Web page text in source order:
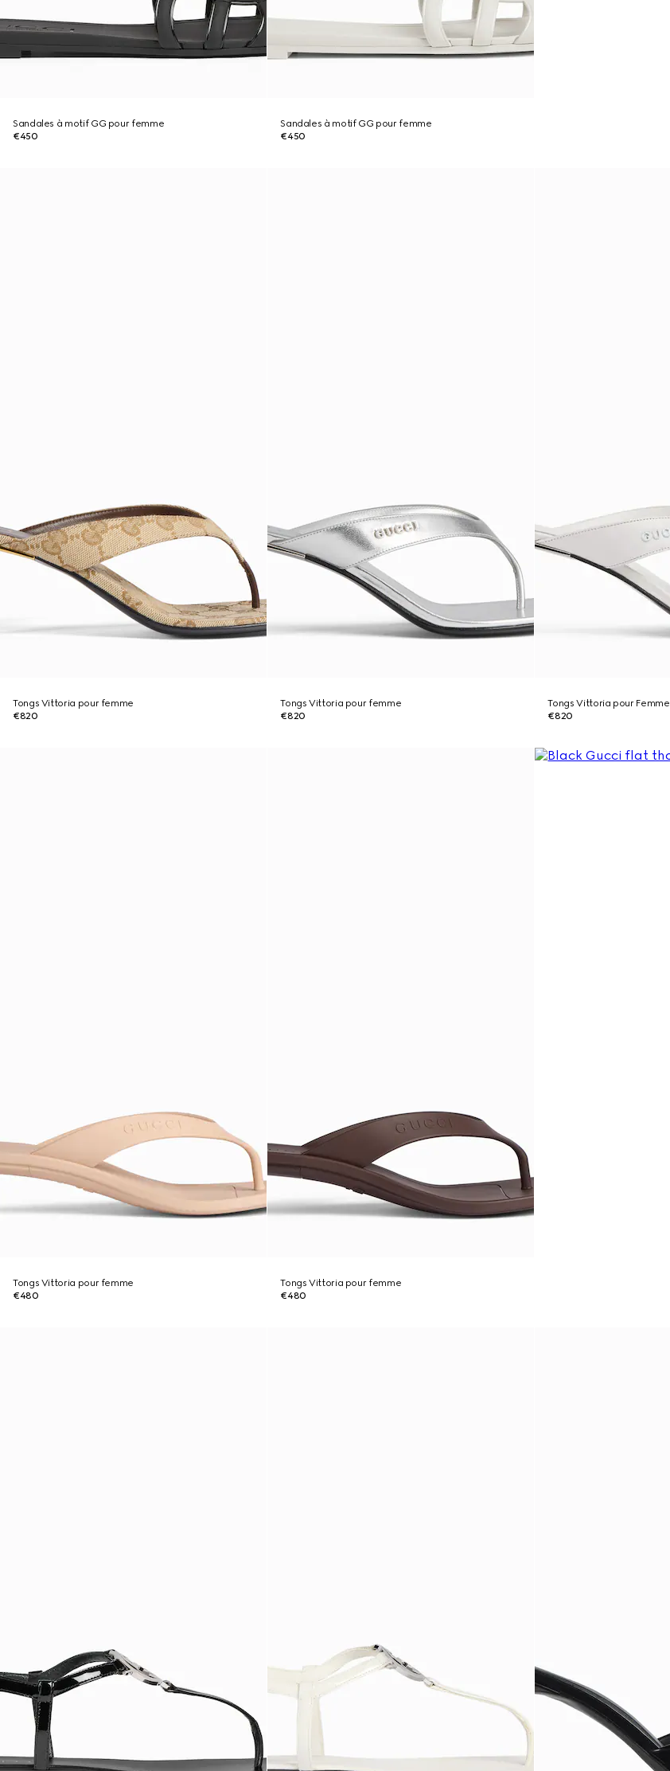
Sandales à motif GG pour femme
€450
Sandales à motif GG pour femme
€450
Tongs Vittoria pour femme
€820
Tongs Vittoria pour femme
€820
Tongs Vittoria pour Femme
€820
Tongs Vittoria pour femme
€480
Tongs Vittoria pour femme
€480